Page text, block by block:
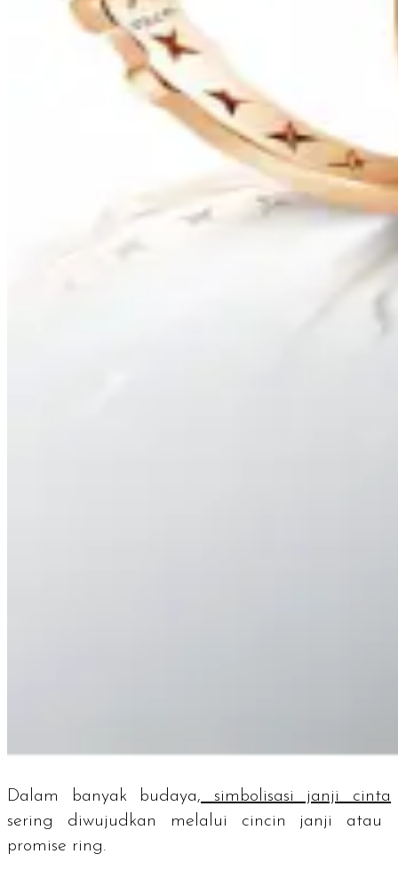
Dalam banyak budaya,
simbolisasi janji cinta
sering diwujudkan melalui cincin janji atau
promise ring.